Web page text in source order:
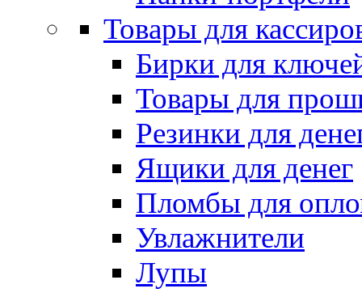
Товары для
Бирки для
Товары для
Резинки для
Ящики для денег
Пломбы для
Увлажнители
Лупы